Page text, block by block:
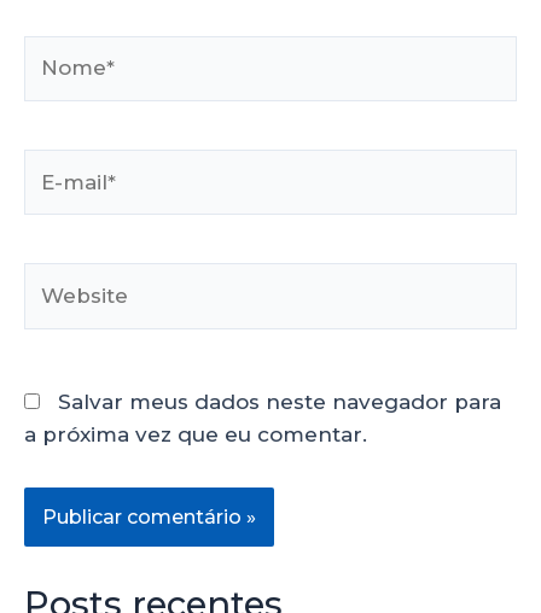
Salvar meus dados neste navegador para
a próxima vez que eu comentar.
Posts recentes